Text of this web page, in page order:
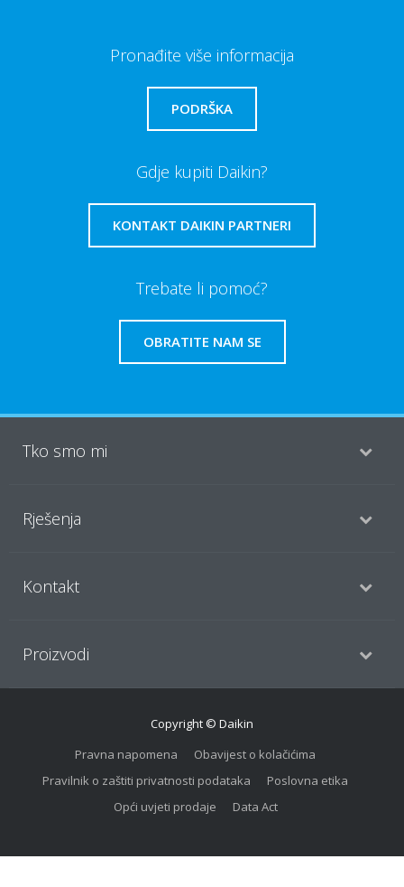
Pronađite više informacija
PODRŠKA
Gdje kupiti Daikin?
KONTAKT DAIKIN PARTNERI
Trebate li pomoć?
OBRATITE NAM SE
Tko smo mi
Rješenja
Kontakt
Proizvodi
Copyright © Daikin
Pravna napomena
Obavijest o kolačićima
Pravilnik o zaštiti privatnosti podataka
Poslovna etika
Opći uvjeti prodaje
Data Act